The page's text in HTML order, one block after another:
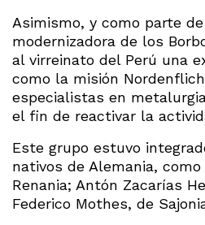
Asimismo, y como parte
modernizadora de los
al virreinato del Perú una
como la misión
especialistas en
el fin de reactivar la
Este grupo estuvo
nativos de Alemania, como
Renania; Antón Zacarías
Federico Mothes, de